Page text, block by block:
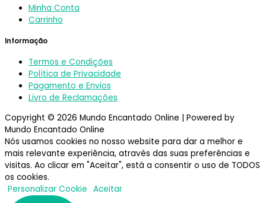
Minha Conta
Carrinho
Informação
Termos e Condições
Política de Privacidade
Pagamento e Envios
Livro de Reclamações
Copyright © 2026 Mundo Encantado Online | Powered by
Mundo Encantado Online
Nós usamos cookies no nosso website para dar a melhor e
mais relevante experiência, através das suas preferências e
visitas. Ao clicar em "Aceitar", está a consentir o uso de TODOS
os cookies.
Personalizar Cookie Aceitar